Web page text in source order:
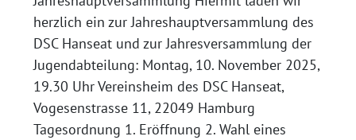
herzlich ein zur Jahreshauptversammlung des
DSC Hanseat und zur Jahresversammlung der
Jugendabteilung: Montag, 10. November 2025,
19.30 Uhr Vereinsheim des DSC Hanseat,
Vogesenstrasse 11, 22049 Hamburg
Tagesordnung 1. Eröffnung 2. Wahl eines